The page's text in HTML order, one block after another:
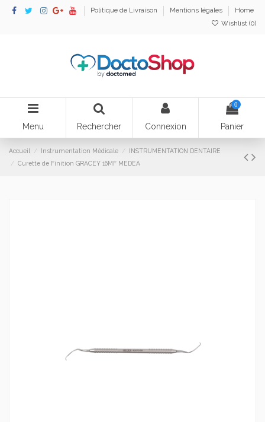
Politique de Livraison Mentions légales
Home
Wishlist (0)
Menu Rechercher Connexion
0
Panier
Accueil Instrumentation Médicale
INSTRUMENTATION DENTAIRE
Curette de Finition GRACEY 16MF MEDEA